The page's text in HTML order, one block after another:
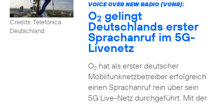
Credits: Telefónica
Deutschland
VOICE OVER NEW RADIO (VONR):
O2 gelingt
Deutschlands erster
Sprachanruf im 5G-
Livenetz
O2hat als erster deutscher
Mobilfunknetzbetreiber erfolgreich
einen Sprachanruf rein über sein
5G Live-Netz durchgeführt. Mit der